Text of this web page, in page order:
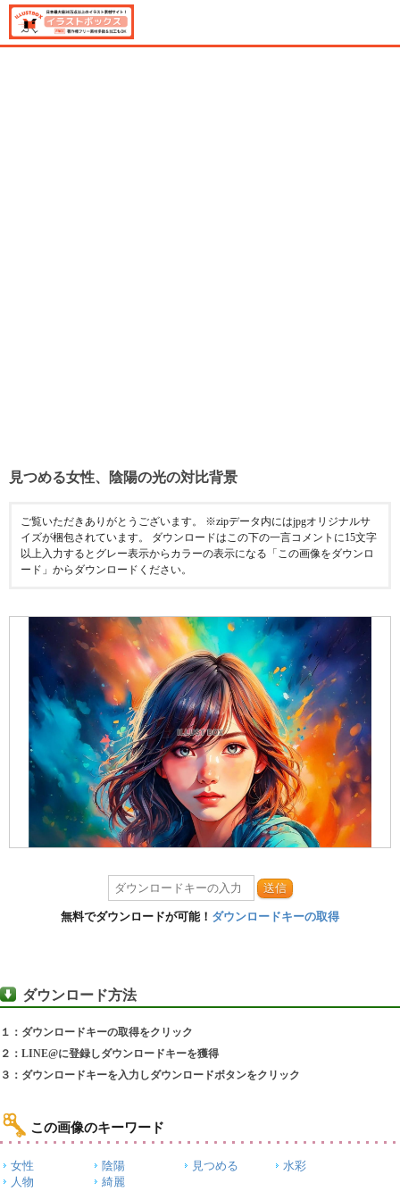
見つめる女性、陰陽の光の対比背景
ご覧いただきありがとうございます。 ※zipデータ内にはjpgオリジナルサ
イズが梱包されています。 ダウンロードはこの下の一言コメントに15文字
以上入力するとグレー表示からカラーの表示になる「この画像をダウンロ
ード」からダウンロードください。
送信
無料でダウンロードが可能！ ダウンロードキーの取得
ダウンロード方法
１：ダウンロードキーの取得をクリック
２：LINE@に登録しダウンロードキーを獲得
３：ダウンロードキーを入力しダウンロードボタンをクリック
この画像のキーワード
女性 陰陽 見つめる
水彩
人物
綺麗